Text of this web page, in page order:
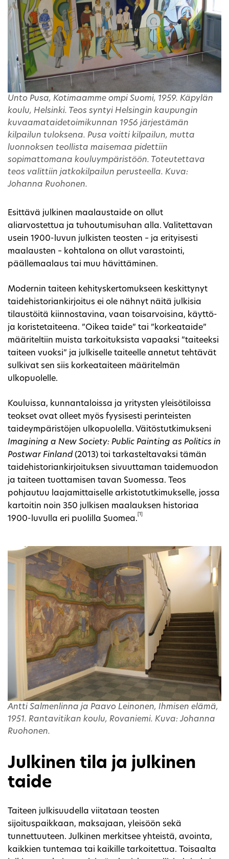
Unto Pusa, Kotimaamme ompi Suomi, 1959. Käpylän
koulu, Helsinki. Teos syntyi Helsingin kaupungin
kuvaamataidetoimikunnan 1956 järjestämän
kilpailun tuloksena. Pusa voitti kilpailun, mutta
luonnoksen teollista maisemaa pidettiin
sopimattomana kouluympäristöön. Toteutettava
teos valittiin jatkokilpailun perusteella. Kuva:
Johanna Ruohonen.
Esittävä julkinen maalaustaide on ollut
aliarvostettua ja tuhoutumisuhan alla. Valitettavan
usein 1900-luvun julkisten teosten – ja erityisesti
maalausten – kohtalona on ollut varastointi,
päällemaalaus tai muu hävittäminen.
Modernin taiteen kehityskertomukseen keskittynyt
taidehistoriankirjoitus ei ole nähnyt näitä julkisia
tilaustöitä kiinnostavina, vaan toisarvoisina, käyttö-
ja koristetaiteena. ”Oikea taide” tai ”korkeataide”
määriteltiin muista tarkoituksista vapaaksi ”taiteeksi
taiteen vuoksi” ja julkiselle taiteelle annetut tehtävät
sulkivat sen siis korkeataiteen määritelmän
ulkopuolelle.
Kouluissa, kunnantaloissa ja yritysten yleisötiloissa
teokset ovat olleet myös fyysisesti perinteisten
taideympäristöjen ulkopuolella. Väitöstutkimukseni
Imagining a New Society: Public Painting as Politics in
Postwar Finland (2013) toi tarkasteltavaksi tämän
taidehistoriankirjoituksen sivuuttaman taidemuodon
ja taiteen tuottamisen tavan Suomessa. Teos
pohjautuu laajamittaiselle arkistotutkimukselle, jossa
kartoitin noin 350 julkisen maalauksen historiaa
1900-luvulla eri puolilla Suomea.
[1]
Antti Salmenlinna ja Paavo Leinonen, Ihmisen elämä,
1951. Rantavitikan koulu, Rovaniemi. Kuva: Johanna
Ruohonen.
Julkinen tila ja julkinen
taide
Taiteen julkisuudella viitataan teosten
sijoituspaikkaan, maksajaan, yleisöön sekä
tunnettuuteen. Julkinen merkitsee yhteistä, avointa,
kaikkien tuntemaa tai kaikille tarkoitettua. Toisaalta